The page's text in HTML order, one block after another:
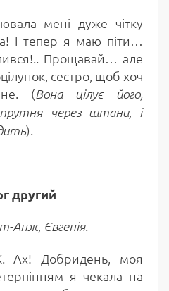
мені дуже чітку
І тепер я маю піти…
Прощавай… але
сестро, щоб хоч
(Вона цілує його,
через штани, і
).
другий
Анж, Євгенія.
Ах! Добридень, моя
я чекала на